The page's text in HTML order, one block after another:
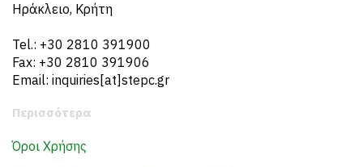
Ηράκλειο, Κρήτη
Tel.: +30 2810 391900
Fax: +30 2810 391906
Email: inquiries[at]stepc.gr
Περισσότερα
Όροι Χρήσης